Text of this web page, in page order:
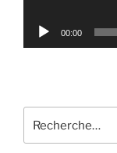
00:00
pour